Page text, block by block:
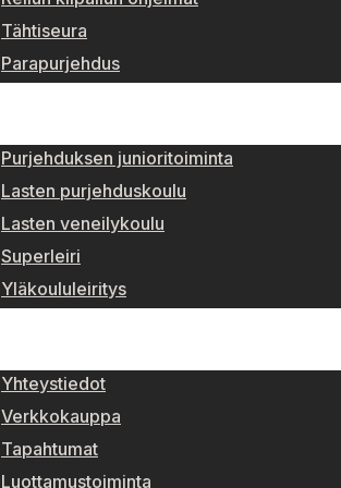
Tähtiseura
Parapurjehdus
Purjehduksen junioritoiminta
Lasten purjehduskoulu
Lasten veneilykoulu
Superleiri
Yläkoululeiritys
Yhteystiedot
Verkkokauppa
Tapahtumat
Luottamustoiminta